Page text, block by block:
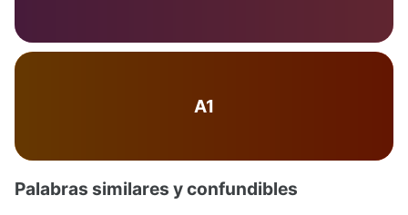
A1
Palabras similares y confundibles